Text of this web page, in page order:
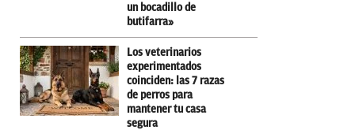
un bocadillo de
butifarra»
Los veterinarios
experimentados
coinciden: las 7 razas
de perros para
mantener tu casa
segura